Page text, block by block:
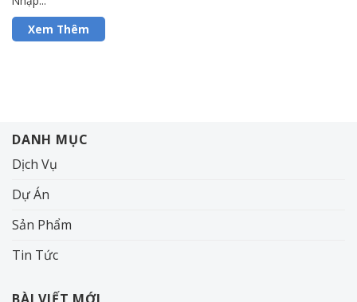
DANH MỤC
Dịch Vụ
Dự Án
Sản Phẩm
Tin Tức
BÀI VIẾT MỚI